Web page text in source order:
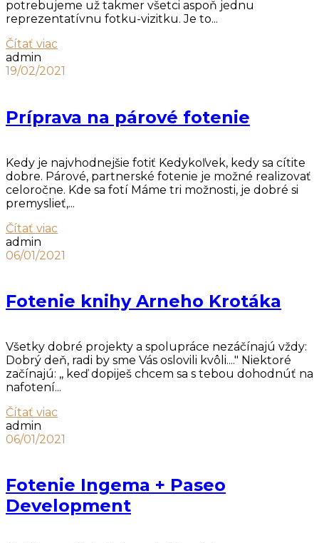
potrebujeme už takmer všetci aspoň jednu
reprezentatívnu fotku-vizitku. Je to...
Čítať viac
admin
19/02/2021
Príprava na párové fotenie
Kedy je najvhodnejšie fotiť Kedykoľvek, kedy sa cítite
dobre. Párové, partnerské fotenie je možné realizovať
celoročne. Kde sa fotí Máme tri možnosti, je dobré si
premyslieť,...
Čítať viac
admin
06/01/2021
Fotenie knihy Arneho Krotáka
Všetky dobré projekty a spolupráce nezáčínajú vždy:
Dobrý deň, radi by sme Vás oslovili kvôli...." Niektoré
začínajú: ,, keď dopiješ chcem sa s tebou dohodnúť na
nafotení...
Čítať viac
admin
06/01/2021
Fotenie Ingema + Paseo
Development